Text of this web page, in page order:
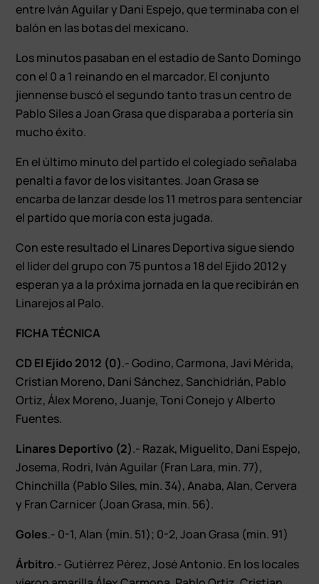
entre Iván Aguilar y Dani Espejo, que terminaba con el
balón en las botas del mexicano.
Los minutos pasaban en el estadio de Santo Domingo
con el 0 a 1 reinando en el marcador. El conjunto
jiennense buscó el segundo tanto tras un centro de
Pablo Siles a Joan Grasa que disparaba a portería sin
mucho éxito.
En el último minuto del partido el colegiado señalaba
penalti a favor de los visitantes. Joan Grasa se
encarba de lanzar desde los 11 metros para sentenciar
el partido que moría con esta jugada.
Con este resultado el Linares Deportiva sigue siendo
el líder del grupo con 75 puntos a 18 del Ejido 2012 y
esperan ya a la próxima jornada en la que recibirán en
Linarejos al Palo.
FICHA TÉCNICA
CD El Ejido 2012 (0).- Godino, Carmona, Javi Mérida,
Cristian Moreno, Dani Sánchez, Sanchidrián, Pablo
Ortiz, Álex Moreno, Juanje, Toni Conejo y Alberto
Fuentes.
Linares Deportivo (2).- Razak, Miguelito, Dani Espejo,
Josema, Rodri, Iván Aguilar (Fran Lara, min. 77),
Chinchilla (Pablo Siles, min. 34), Anaba, Alan, Cervera
y Fran Carnicer (Joan Grasa, min. 56).
Goles.- 0-1, Alan (min. 51); 0-2, Joan Grasa (min. 91)
Árbitro.- Gutiérrez Pérez, José Antonio. En los locales